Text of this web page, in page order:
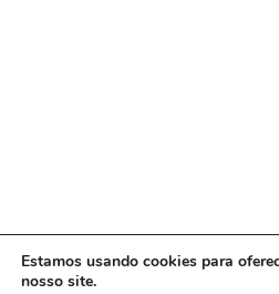
Estamos usando cookies para
nosso site.